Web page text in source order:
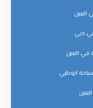
العين
دبي
في العين
ابوظبي